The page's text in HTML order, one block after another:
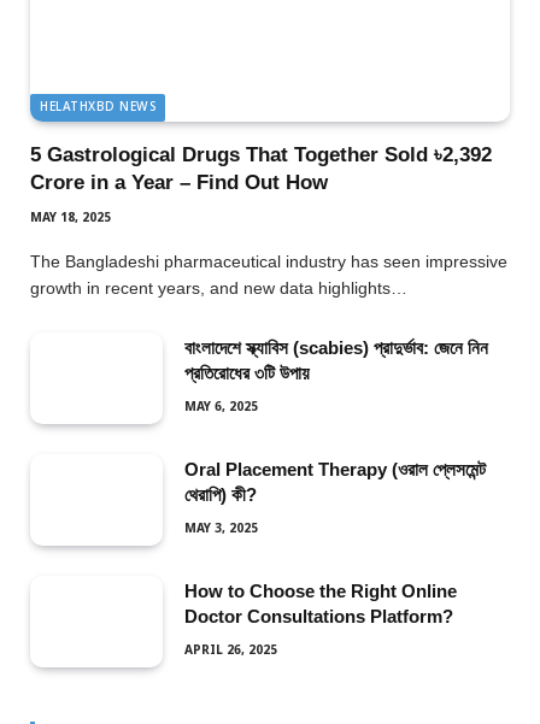
HELATHXBD NEWS
5 Gastrological Drugs That Together Sold ৳2,392
Crore in a Year – Find Out How
MAY 18, 2025
The Bangladeshi pharmaceutical industry has seen impressive
growth in recent years, and new data highlights…
বাংলাদেশে স্ক্যাবিস (scabies) প্রাদুর্ভাব: জেনে নিন
প্রতিরোধের ৩টি উপায়
MAY 6, 2025
Oral Placement Therapy (ওরাল প্লেসমেন্ট
থেরাপি) কী?
MAY 3, 2025
How to Choose the Right Online
Doctor Consultations Platform?
APRIL 26, 2025